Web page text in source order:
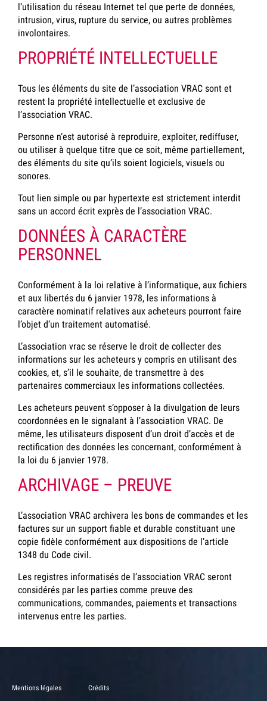
l’utilisation du réseau Internet tel que perte de données,
intrusion, virus, rupture du service, ou autres problèmes
involontaires.
PROPRIÉTÉ INTELLECTUELLE
Tous les éléments du site de l’association VRAC sont et
restent la propriété intellectuelle et exclusive de
l’association VRAC.
Personne n’est autorisé à reproduire, exploiter, rediffuser,
ou utiliser à quelque titre que ce soit, même partiellement,
des éléments du site qu’ils soient logiciels, visuels ou
sonores.
Tout lien simple ou par hypertexte est strictement interdit
sans un accord écrit exprès de l’association VRAC.
DONNÉES À CARACTÈRE
PERSONNEL
Conformément à la loi relative à l’informatique, aux fichiers
et aux libertés du 6 janvier 1978, les informations à
caractère nominatif relatives aux acheteurs pourront faire
l’objet d’un traitement automatisé.
L’association vrac se réserve le droit de collecter des
informations sur les acheteurs y compris en utilisant des
cookies, et, s’il le souhaite, de transmettre à des
partenaires commerciaux les informations collectées.
Les acheteurs peuvent s’opposer à la divulgation de leurs
coordonnées en le signalant à l’association VRAC. De
même, les utilisateurs disposent d’un droit d’accès et de
rectification des données les concernant, conformément à
la loi du 6 janvier 1978.
ARCHIVAGE – PREUVE
L’association VRAC archivera les bons de commandes et les
factures sur un support fiable et durable constituant une
copie fidèle conformément aux dispositions de l’article
1348 du Code civil.
Les registres informatisés de l’association VRAC seront
considérés par les parties comme preuve des
communications, commandes, paiements et transactions
intervenus entre les parties.
Mentions légales Crédits